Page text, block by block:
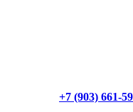
+7 (903) 661-